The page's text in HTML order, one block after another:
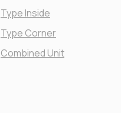
Type Inside
Type Corner
Combined Unit